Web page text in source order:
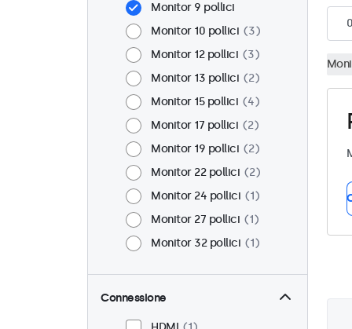
Monitor 9 pollici
Monitor 10 pollici
3
Monitor 12 pollici
3
Monitor 13 pollici
2
Monitor 15 pollici
4
Monitor 17 pollici
2
Monitor 19 pollici
2
Monitor 22 pollici
2
Monitor 24 pollici
1
Monitor 27 pollici
1
Monitor 32 pollici
1
Connessione
0